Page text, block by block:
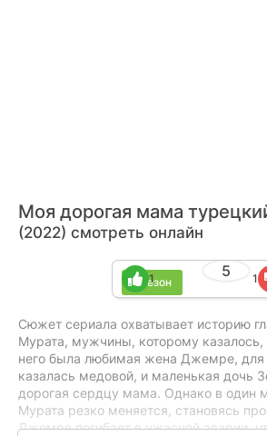
Моя дорогая мама
(2022) смотреть онлайн
1 сезон
5
1 1
Сюжет сериала охватывает историю
Мурата, мужчины, которому казалось,
него была любимая жена Джемре, для
казалась медовой, и маленькая дочь
дорогая сердцу мама. Однако в один
Мурата резко меняется, становясь
Джемре погибает в ужасной аварии,